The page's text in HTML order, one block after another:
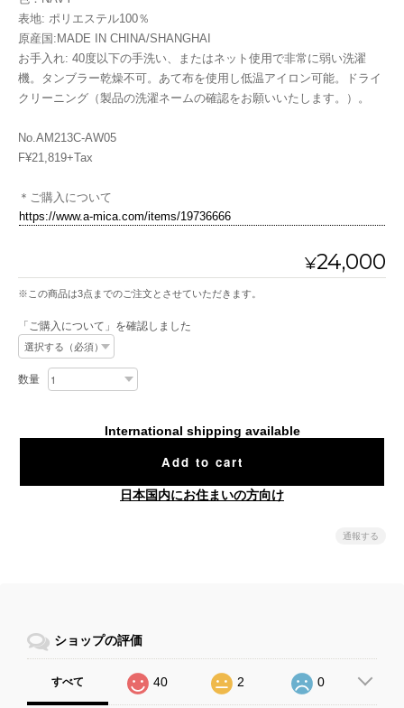
表地: ポリエステル100％
原産国:MADE IN CHINA/SHANGHAI
お手入れ: 40度以下の手洗い、またはネット使用で非常に弱い洗濯
機。タンブラー乾燥不可。あて布を使用し低温アイロン可能。ドライ
クリーニング（製品の洗濯ネームの確認をお願いいたします。）。
No.AM213C-AW05
F¥21,819+Tax
＊ご購入について
https://www.a-mica.com/items/19736666
¥24,000
※この商品は3点までのご注文とさせていただきます。
「ご購入について」を確認しました
数量
International shipping available
Add to cart
日本国内にお住まいの方向け
通報する
ショップの評価
すべて 40 2 0